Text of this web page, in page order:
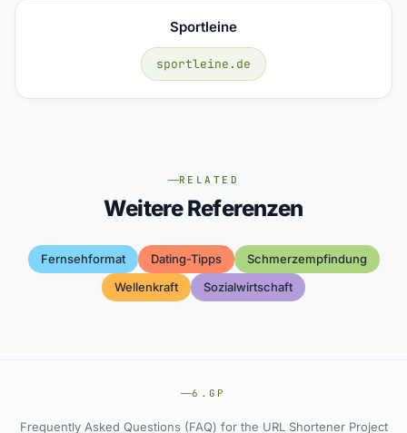
Sportleine
sportleine.de
RELATED
Weitere Referenzen
Fernsehformat Dating-Tipps
Schmerzempfindung
Wellenkraft
Sozialwirtschaft
6.GP
Frequently Asked Questions (FAQ) for the URL Shortener Project